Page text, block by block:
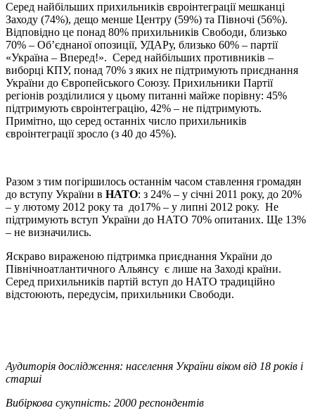
Серед найбільших прихильників євроінтеграції мешканці
Заходу (74%), дещо менше Центру (59%) та Півночі (56%).
Відповідно це понад 80% прихильників Свободи, близько
70% – Об’єднаної опозиції, УДАРу, близько 60% – партії
«Україна – Вперед!». Серед найбільших противників –
виборці КПУ, понад 70% з яких не підтримують приєднання
України до Європейського Союзу. Прихильники Партії
регіонів розділилися у цьому питанні майже порівну: 45%
підтримують євроінтеграцію, 42% – не підтримують.
Примітно, що серед останніх число прихильників
євроінтеграції зросло (з 40 до 45%).
Разом з тим погіршилось останнім часом ставлення громадян
до вступу України в НАТО: з 24% – у січні 2011 року, до 20%
– у лютому 2012 року та до17% – у липні 2012 року. Не
підтримують вступ України до НАТО 70% опитаних. Ще 13%
– не визначились.
Яскраво вираженою підтримка приєднання України до
Північноатлантичного Альянсу є лише на Заході країни.
Серед прихильників партій вступ до НАТО традиційно
відстоюють, передусім, прихильники Свободи.
Аудиторія дослідження: населення України віком від 18 років і
старші
Вибіркова сукупність: 2000 респондентів